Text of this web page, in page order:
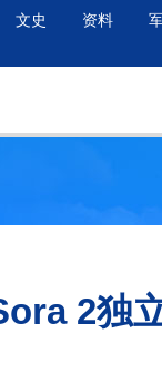
文史 资料
2独